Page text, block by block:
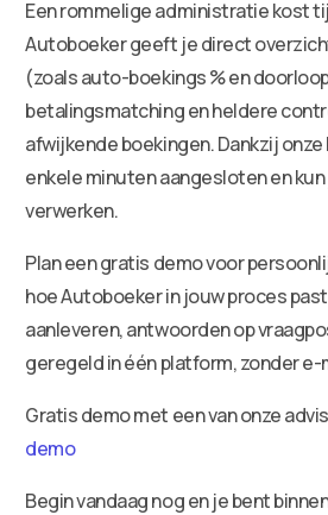
Een rommelige administratie kost
Autoboeker geeft je direct
(zoals auto-boekings % en
betalingsmatching en heldere
afwijkende boekingen. Dankzij
enkele minuten aangesloten en
verwerken.
Plan een gratis demo voor
hoe Autoboeker in jouw proces
aanleveren, antwoorden op
geregeld in één platform, zonder
Gratis demo met een van onze
demo
Begin vandaag nog en je bent